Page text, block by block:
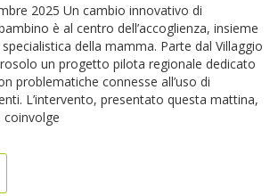
2025 Un cambio innovativo di
è al centro dell’accoglienza, insieme
della mamma. Parte dal Villaggio
un progetto pilota regionale dedicato
problematiche connesse all’uso di
L’intervento, presentato questa mattina,
coinvolge